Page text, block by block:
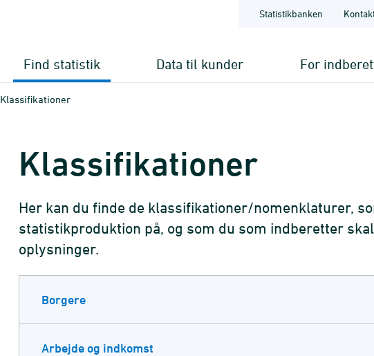
Statistikbanken
Find statistik Data til kunder For
Klassifikationer
Klassifikationer
Her kan du finde de klassifikationer/nomenklaturer,
statistikproduktion på, og som du som indberetter
oplysninger.
Borgere
Arbejde og indkomst